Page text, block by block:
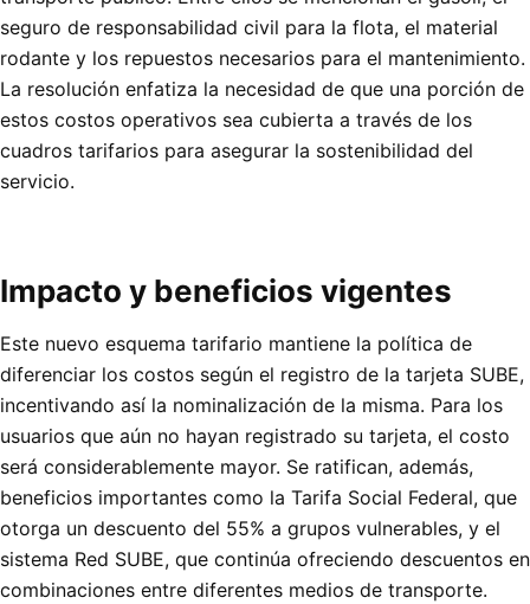
seguro de responsabilidad civil para la flota, el material
rodante y los repuestos necesarios para el mantenimiento.
La resolución enfatiza la necesidad de que una porción de
estos costos operativos sea cubierta a través de los
cuadros tarifarios para asegurar la sostenibilidad del
servicio.
Impacto y beneficios vigentes
Este nuevo esquema tarifario mantiene la política de
diferenciar los costos según el registro de la tarjeta SUBE,
incentivando así la nominalización de la misma. Para los
usuarios que aún no hayan registrado su tarjeta, el costo
será considerablemente mayor. Se ratifican, además,
beneficios importantes como la Tarifa Social Federal, que
otorga un descuento del 55% a grupos vulnerables, y el
sistema Red SUBE, que continúa ofreciendo descuentos en
combinaciones entre diferentes medios de transporte.